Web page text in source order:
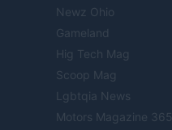
Newz Ohio
Gameland
Hig Tech Mag
Scoop Mag
Lgbtqia News
Motors Magazine 365